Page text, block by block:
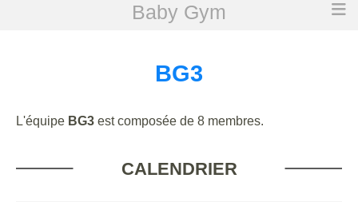
Baby Gym
BG3
BG3
L'équipe BG3 est composée de 8 membres.
CALENDRIER